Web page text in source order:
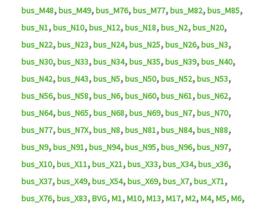
bus_M48,bus_M49,bus_M76,bus_M77,bus_M82,bus_M85,
bus_N1,bus_N10,bus_N12,bus_N18,bus_N2,bus_N20,
bus_N22,bus_N23,bus_N24,bus_N25,bus_N26,bus_N3,
bus_N30,bus_N33,bus_N34,bus_N35,bus_N39,bus_N40,
bus_N42,bus_N43,bus_N5,bus_N50,bus_N52,bus_N53,
bus_N56,bus_N58,bus_N6,bus_N60,bus_N61,bus_N62,
bus_N64,bus_N65,bus_N68,bus_N69,bus_N7,bus_N70,
bus_N77,bus_N7X,bus_N8,bus_N81,bus_N84,bus_N88,
bus_N9,bus_N91,bus_N94,bus_N95,bus_N96,bus_N97,
bus_X10,bus_X11,bus_X21,bus_X33,bus_X34,bus_x36,
bus_X37,bus_X49,bus_X54,bus_X69,bus_X7,bus_X71,
bus_X76,bus_X83,BVG,M1,M10,M13,M17,M2,M4,M5,M6,